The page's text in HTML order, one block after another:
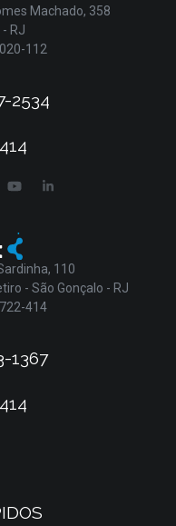
Machado, 358
RJ
112
2534
110
- São Gonçalo - RJ
414
1367